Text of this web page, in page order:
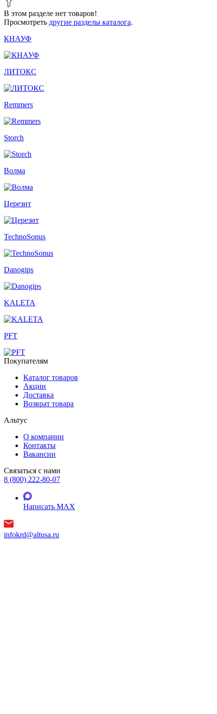
В этом разделе нет товаров!
Просмотреть другие разделы каталога.
КНАУФ
ЛИТОКС
Remmers
Storch
Волма
Церезит
TechnoSonus
Danogips
KALETA
PFT
Покупателям
Каталог товаров
Акции
Доставка
Возврат товара
Альтус
О компании
Контакты
Вакансии
Связаться с нами
8 (800) 222-80-07
Написать MAX
infokrd@altusa.ru